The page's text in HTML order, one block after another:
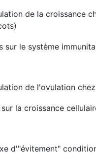
de la croissance
sur le système
de l'ovulation
la croissance
d'"évitement"